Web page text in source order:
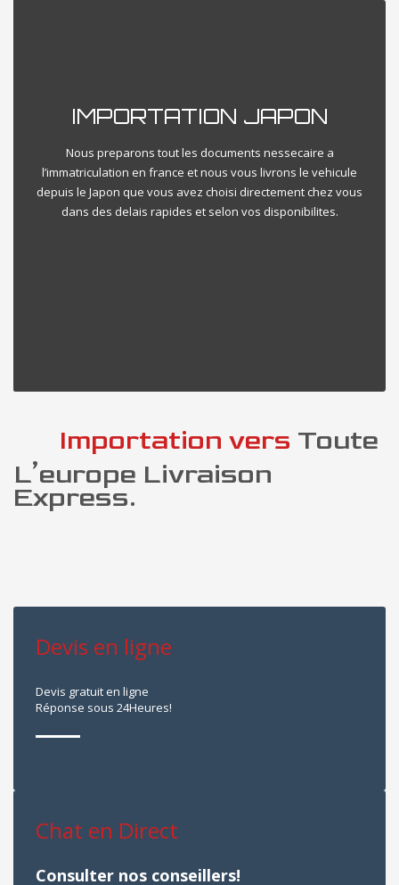
IMPORTATION JAPON
Nous preparons tout les documents nessecaire a
l’immatriculation en france et nous vous livrons le vehicule
depuis le Japon que vous avez choisi directement chez vous
dans des delais rapides et selon vos disponibilites.
Importation vers Toute
L’europe Livraison
Express.
Devis en ligne
Devis gratuit en ligne
Réponse sous 24Heures!
Chat en Direct
Consulter nos conseillers!